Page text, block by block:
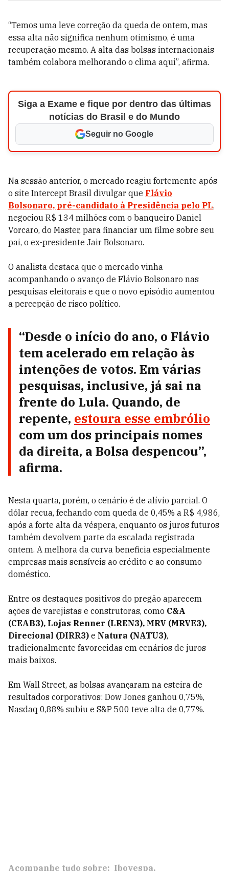
“Temos uma leve correção da queda de ontem, mas
essa alta não significa nenhum otimismo, é uma
recuperação mesmo. A alta das bolsas internacionais
também colabora melhorando o clima aqui”, afirma.
Siga a Exame e fique por dentro das últimas
notícias do Brasil e do Mundo
Seguir no Google
Na sessão anterior, o mercado reagiu fortemente após
o site Intercept Brasil divulgar que Flávio
Bolsonaro, pré-candidato à Presidência pelo PL,
negociou R$ 134 milhões com o banqueiro Daniel
Vorcaro, do Master, para financiar um filme sobre seu
pai, o ex-presidente Jair Bolsonaro.
O analista destaca que o mercado vinha
acompanhando o avanço de Flávio Bolsonaro nas
pesquisas eleitorais e que o novo episódio aumentou
a percepção de risco político.
“Desde o início do ano, o Flávio
tem acelerado em relação às
intenções de votos. Em várias
pesquisas, inclusive, já sai na
frente do Lula. Quando, de
repente, estoura esse embrólio
com um dos principais nomes
da direita, a Bolsa despencou”,
afirma.
Nesta quarta, porém, o cenário é de alívio parcial. O
dólar recua, fechando com queda de 0,45% a R$ 4,986,
após a forte alta da véspera, enquanto os juros futuros
também devolvem parte da escalada registrada
ontem. A melhora da curva beneficia especialmente
empresas mais sensíveis ao crédito e ao consumo
doméstico.
Entre os destaques positivos do pregão aparecem
ações de varejistas e construtoras, como C&A
(CEAB3), Lojas Renner (LREN3), MRV (MRVE3),
Direcional (DIRR3) e Natura (NATU3),
tradicionalmente favorecidas em cenários de juros
mais baixos.
Em Wall Street, as bolsas avançaram na esteira de
resultados corporativos: Dow Jones ganhou 0,75%,
Nasdaq 0,88% subiu e S&P 500 teve alta de 0,77%.
Acompanhe tudo sobre: Ibovespa